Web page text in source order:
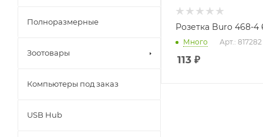
Розетка Buro 468-4
Много Арт.: 817282
113 ₽
Полноразмерные
Зоотовары
Компьютеры под заказ
USB Hub